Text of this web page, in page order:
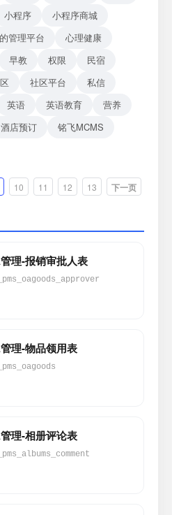
小程序
小程序商城
管理平台
心理健康
早教 权限
民宿
社区平台
私信
英语 英语教育
营养
酒店预订
铭飞MCMS
10 11 12 13 下一页
理-报销审批人表
理-物品领用表
理-相册评论表